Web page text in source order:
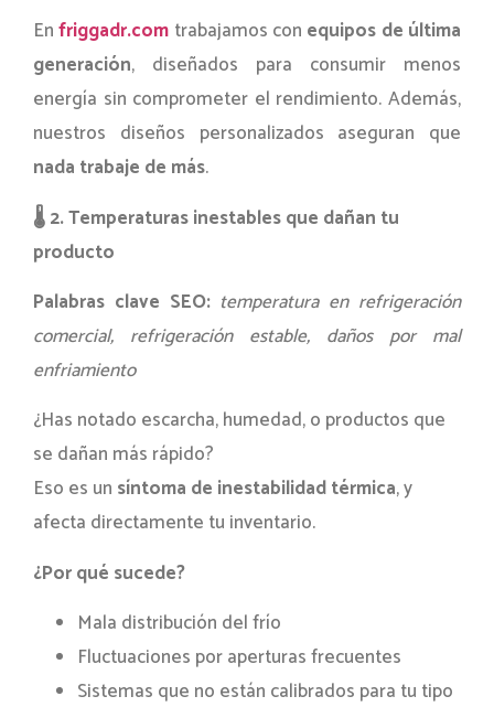
Enfriggadr.com trabajamos con equipos de última
generación, diseñados para consumir menos
energía sin comprometer el rendimiento. Además,
nuestros diseños personalizados aseguran que
nada trabaje de más.
🌡️ 2. Temperaturas inestables que dañan tu
producto
Palabras clave SEO: temperatura en refrigeración
comercial, refrigeración estable, daños por mal
enfriamiento
¿Has notado escarcha, humedad, o productos que
se dañan más rápido?
Eso es un síntoma de inestabilidad térmica, y
afecta directamente tu inventario.
¿Por qué sucede?
Mala distribución del frío
Fluctuaciones por aperturas frecuentes
Sistemas que no están calibrados para tu tipo